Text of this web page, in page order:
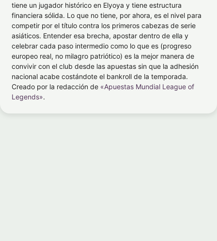
tiene un jugador histórico en Elyoya y tiene estructura
financiera sólida. Lo que no tiene, por ahora, es el nivel para
competir por el título contra los primeros cabezas de serie
asiáticos. Entender esa brecha, apostar dentro de ella y
celebrar cada paso intermedio como lo que es (progreso
europeo real, no milagro patriótico) es la mejor manera de
convivir con el club desde las apuestas sin que la adhesión
nacional acabe costándote el bankroll de la temporada.
Creado por la redacción de «Apuestas Mundial League of
Legends».